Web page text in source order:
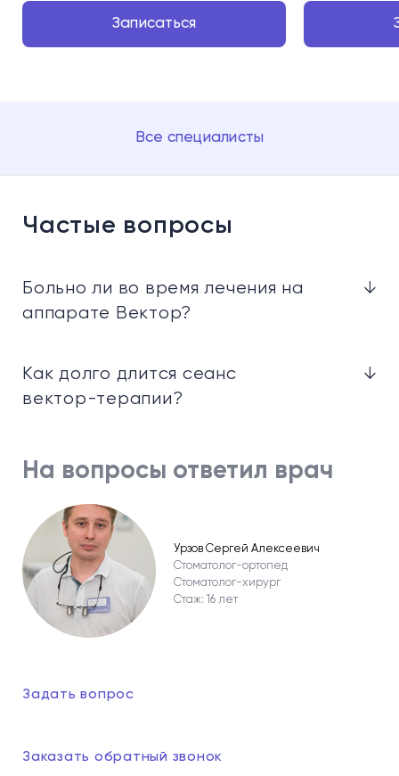
Записаться
Все специалисты
Частые вопросы
Больно ли во время лечения на
аппарате Вектор?
↓
Как долго длится сеанс
вектор-терапии?
↓
На вопросы ответил врач
Урзов Сергей Алексеевич
Стоматолог-ортопед
Стоматолог-хирург
Стаж: 16 лет
Задать вопрос
Заказать обратный звонок